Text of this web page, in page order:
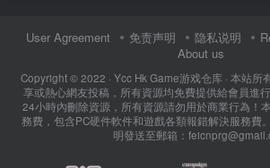
User Agreement 免责声明 隐私说明
About us
Copyright © 2022 · Ycc Hk Game游戏仓库 · 本站所
享或熱心網友投稿，所有資源均免費提供給會員進
24小時內刪除資源，所有資源請勿用於商業行為！
務費，包含PC硬件軟件和遊戲各類報錯解決服務費
明發送至郵箱：